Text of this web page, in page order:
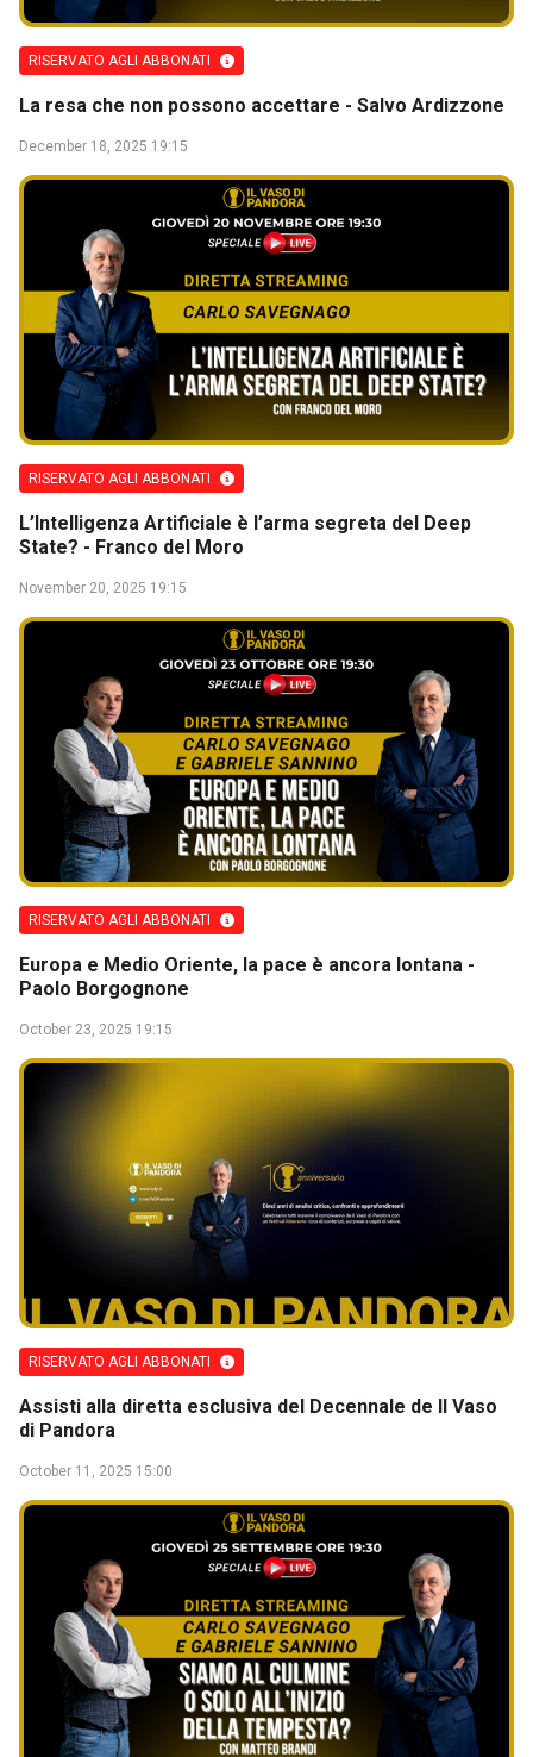
RISERVATO AGLI ABBONATI
La resa che non possono accettare - Salvo Ardizzone
December 18, 2025 19:15
RISERVATO AGLI ABBONATI
L’Intelligenza Artificiale è l’arma segreta del Deep
State? - Franco del Moro
November 20, 2025 19:15
RISERVATO AGLI ABBONATI
Europa e Medio Oriente, la pace è ancora lontana -
Paolo Borgognone
October 23, 2025 19:15
RISERVATO AGLI ABBONATI
Assisti alla diretta esclusiva del Decennale de Il Vaso
di Pandora
October 11, 2025 15:00